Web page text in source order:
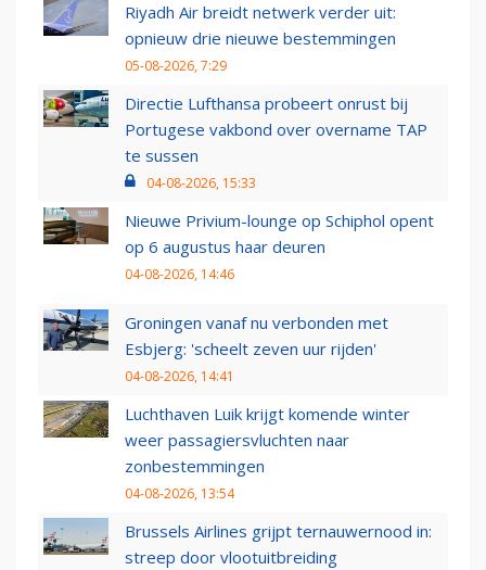
Riyadh Air breidt netwerk verder uit:
opnieuw drie nieuwe bestemmingen
05-08-2026, 7:29
Directie Lufthansa probeert onrust bij
Portugese vakbond over overname TAP
te sussen
04-08-2026, 15:33
Nieuwe Privium-lounge op Schiphol opent
op 6 augustus haar deuren
04-08-2026, 14:46
Groningen vanaf nu verbonden met
Esbjerg: 'scheelt zeven uur rijden'
04-08-2026, 14:41
Luchthaven Luik krijgt komende winter
weer passagiersvluchten naar
zonbestemmingen
04-08-2026, 13:54
Brussels Airlines grijpt ternauwernood in:
streep door vlootuitbreiding